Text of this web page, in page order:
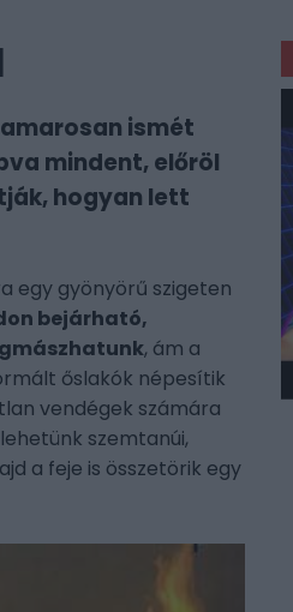
ismét
mindent, előröl
hogyan lett
egy gyönyörű szigeten
bejárható,
, ám a
őslakók népesítik
vendégek számára
szemtanúi,
a feje is összetörik egy